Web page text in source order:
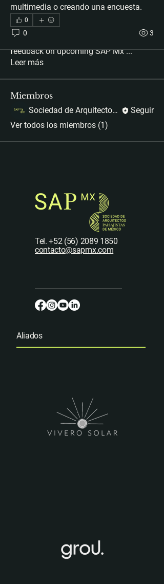
multimedia o creando una encuesta.
0
0 3
Acerca de
Join for news, discussions, and
feedback on upcoming SAP Mx...
Leer más
Miembros
Sociedad de Arquitectos Paisajistas
Seguir
Ver todos los miembros (1)
Tel.+52 (56) 2089 1850
contacto@sapmx.com
Aliados